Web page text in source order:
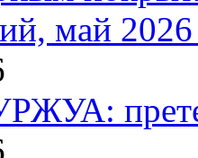
май 2026